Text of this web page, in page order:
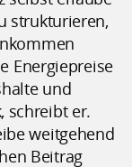
strukturieren,
Energiepreise
und
schreibt er.
weitgehend
Beitrag